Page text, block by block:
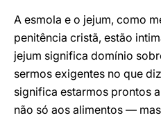
A esmola e o jejum, como
penitência cristã, estão
jejum significa domínio
sermos exigentes no que
significa estarmos prontos
não só aos alimentos —